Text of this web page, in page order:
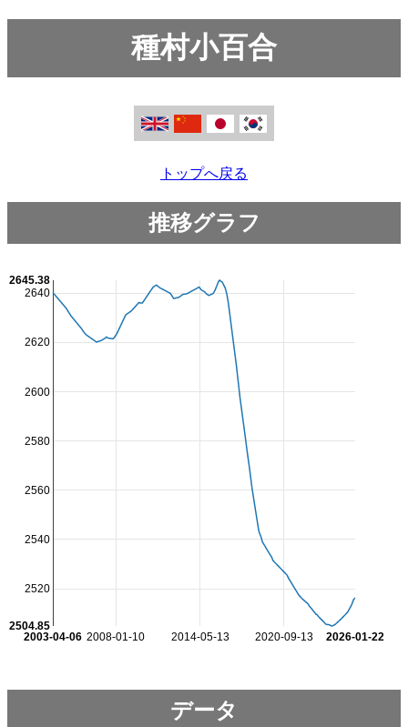
種村小百合
トップへ戻る
推移グラフ
2008-01-10 2014-05-13 2020-09-13
2003-04-06 2026-01-22
2520
2540
2560
2580
2600
2620
2640
2504.85
2645.38
データ